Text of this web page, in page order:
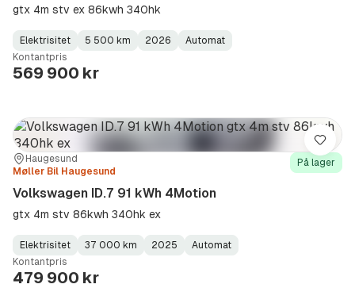
gtx 4m stv ex 86kwh 340hk
Fuel
Type:
Elektrisitet
Kilometerstand:
5 500 km
Model
Year:
2026
Gearbox
Type:
Automat
Kontantpris
569 900 kr
Sted:Haugesund
Forhandler:
Møller Bil Haugesund
På lager
Volkswagen ID.7 91 kWh 4Motion
gtx 4m stv 86kwh 340hk ex
Fuel
Type:
Elektrisitet
Kilometerstand:
37 000 km
Model
Year:
2025
Gearbox
Type:
Automat
Kontantpris
479 900 kr
Lagre